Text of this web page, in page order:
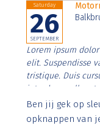
Saturday
26
SEPTEMBER
Lorem ipsum
elit. Suspendisse
tristique. Duis
interdum nulla, ut
Aenean faucibus
imperdiet. Nunc
Ben jij gek op
opknappen van